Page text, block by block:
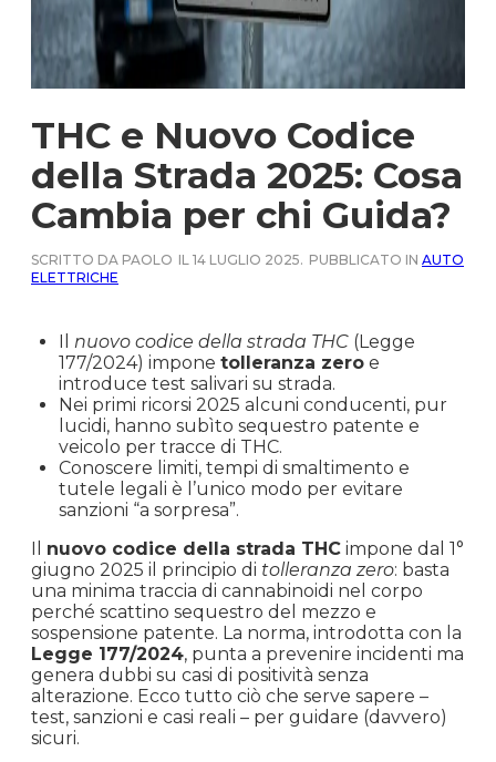
THC e Nuovo Codice
della Strada 2025: Cosa
Cambia per chi Guida?
SCRITTO DA PAOLO IL 14 LUGLIO 2025. PUBBLICATO IN AUTO
ELETTRICHE
Il nuovo codice della strada THC (Legge
177/2024) impone tolleranza zero e
introduce test salivari su strada.
Nei primi ricorsi 2025 alcuni conducenti, pur
lucidi, hanno subìto sequestro patente e
veicolo per tracce di THC.
Conoscere limiti, tempi di smaltimento e
tutele legali è l’unico modo per evitare
sanzioni “a sorpresa”.
Il nuovo codice della strada THC impone dal 1°
giugno 2025 il principio di tolleranza zero: basta
una minima traccia di cannabinoidi nel corpo
perché scattino sequestro del mezzo e
sospensione patente. La norma, introdotta con la
Legge 177/2024, punta a prevenire incidenti ma
genera dubbi su casi di positività senza
alterazione. Ecco tutto ciò che serve sapere –
test, sanzioni e casi reali – per guidare (davvero)
sicuri.